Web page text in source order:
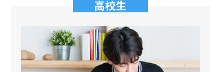
高校生